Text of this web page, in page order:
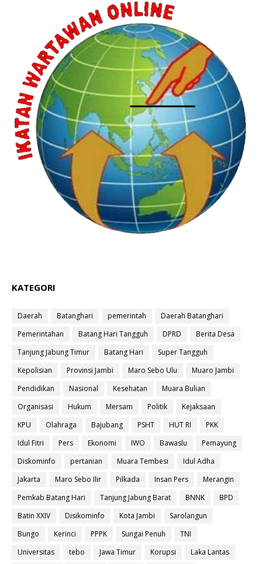
KATEGORI
Daerah Batanghari pemerintah
Daerah Batanghari
Pemerintahan
Batang Hari Tangguh DPRD
Berita Desa
Tanjung Jabung Timur
Batang Hari
Super Tangguh
Kepolisian
Provinsi Jambi Maro Sebo Ulu
Muaro Jambi
Pendidikan
Nasional Kesehatan
Muara Bulian
Organisasi
Hukum Mersam Politik
Kejaksaan
KPU
Olahraga Bajubang PSHT HUT RI
PKK
Idul Fitri
Pers Ekonomi IWO Bawaslu
Pemayung
Diskominfo
pertanian Muara Tembesi
Idul Adha
Jakarta
Maro Sebo Ilir Pilkada Insan Pers
Merangin
Pemkab Batang Hari
Tanjung Jabung Barat BNNK
BPD
Batin XXIV
Disikominfo Kota Jambi
Sarolangun
Bungo
Kerinci PPPK Sungai Penuh
TNI
Universitas
tebo Jawa Timur Korupsi
Laka Lantas